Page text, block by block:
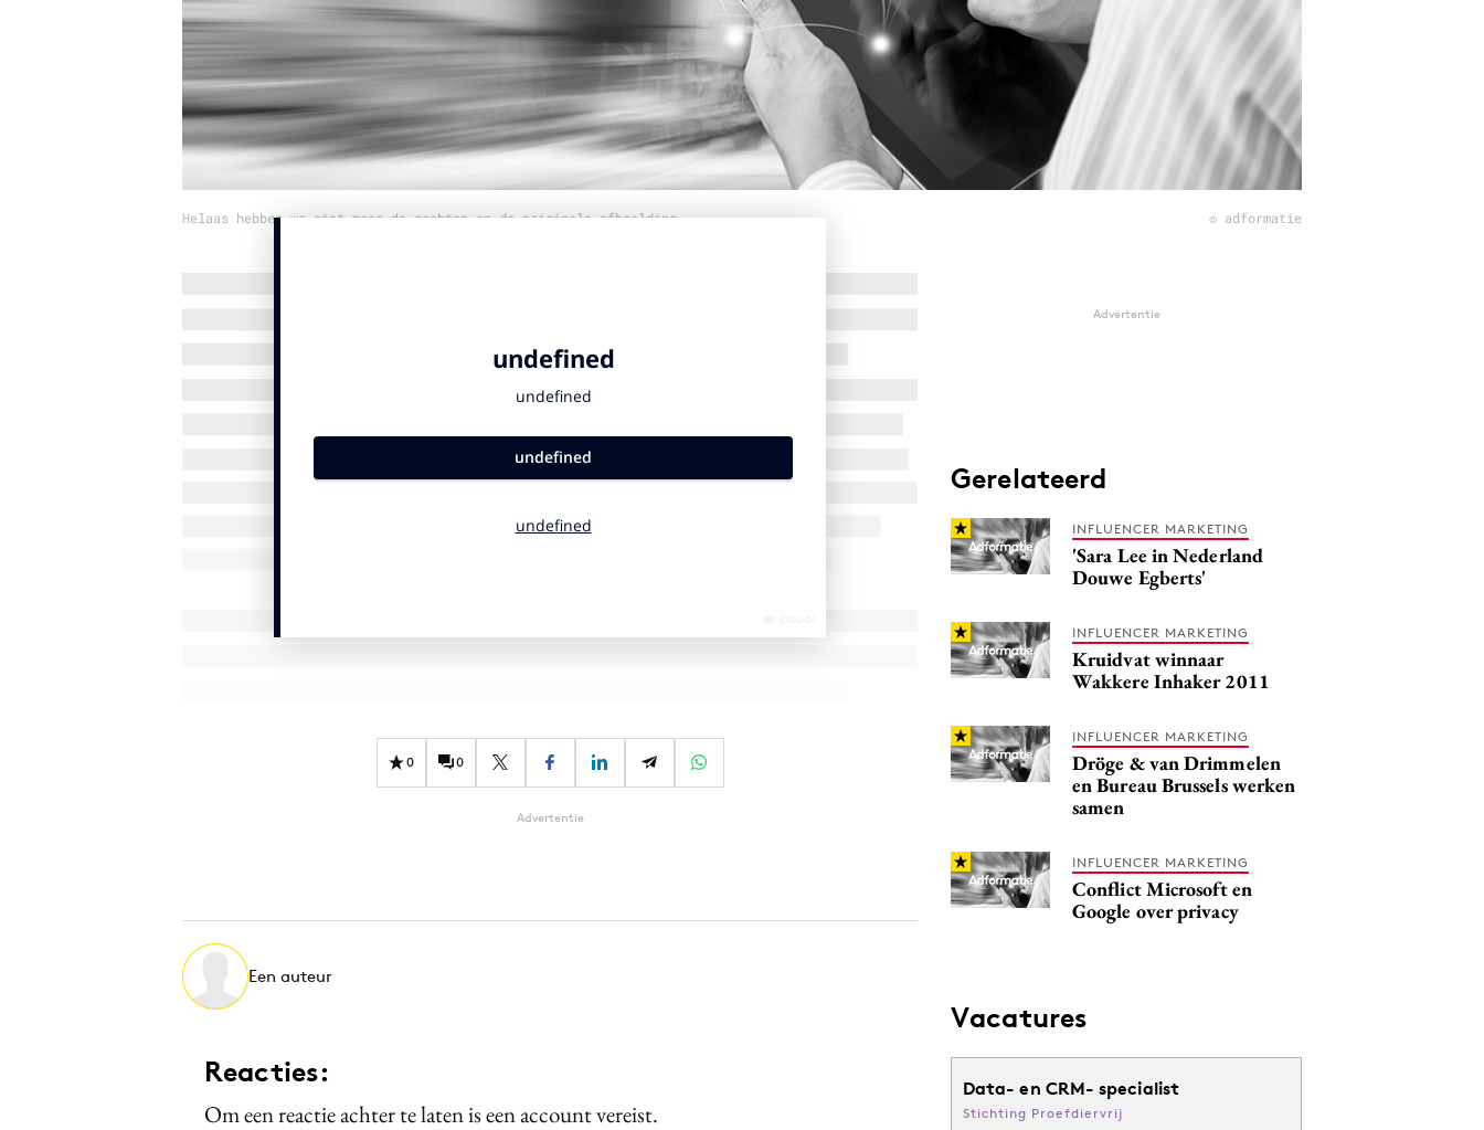
Helaas hebben we niet meer de rechten op de originele afbeelding © adformatie
0 0
Advertentie
Een auteur
Reacties:
Om een reactie achter te laten is een account vereist.
Advertentie
Gerelateerd
INFLUENCER MARKETING
'Sara Lee in Nederland
Douwe Egberts'
INFLUENCER MARKETING
Kruidvat winnaar
Wakkere Inhaker 2011
INFLUENCER MARKETING
Dröge & van Drimmelen
en Bureau Brussels werken
samen
INFLUENCER MARKETING
Conflict Microsoft en
Google over privacy
Vacatures
Data- en CRM- specialist
Stichting Proefdiervrij